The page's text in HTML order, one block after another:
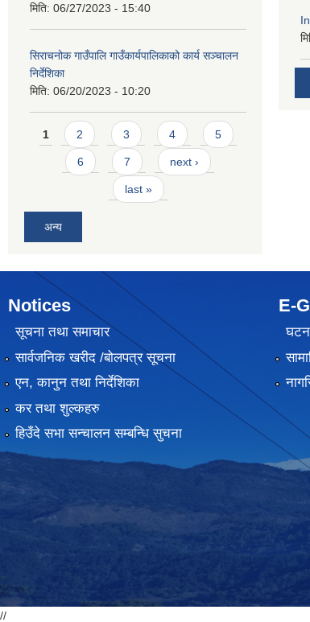
मिति: 06/27/2023 - 15:40
सिराचनोक गाउँपालि गाउँकार्यपालिकाको कार्य सञ्चालन
निर्देशिका
मिति: 06/20/2023 - 10:20
Pages
1 2 3 4 5
6 7 next ›
last »
अन्य
Notices
सूचना तथा समाचार
सार्वजनिक खरीद /बोलपत्र सूचना
एन, कानुन तथा निर्देशिका
कर तथा शुल्कहरु
हिउँदे सभा सन्चालन सम्बन्धि सुचना
E-
//